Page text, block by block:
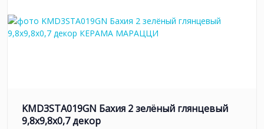
KMD3STA019GN Бахия 2 зелёный глянцевый
9,8x9,8x0,7 декор